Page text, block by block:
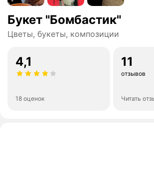
Букет "Бомбастик"
Цветы, букеты, композиции
4,1
18 оценок
11
отзывов
Читать